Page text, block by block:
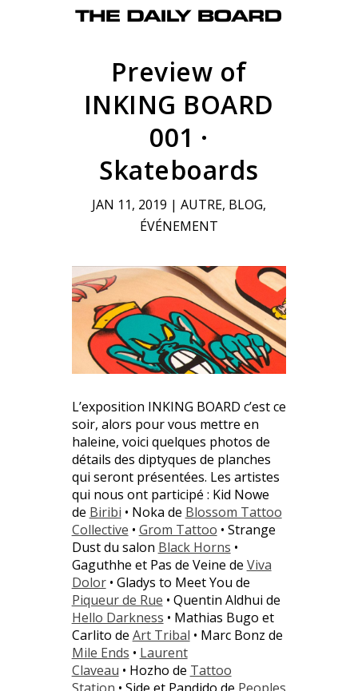
Preview of
INKING BOARD
001 ·
Skateboards
JAN 11, 2019 | AUTRE, BLOG,
ÉVÉNEMENT
L’exposition INKING BOARD c’est ce
soir, alors pour vous mettre en
haleine, voici quelques photos de
détails des diptyques de planches
qui seront présentées. Les artistes
qui nous ont participé : Kid Nowe
de Biribi • Noka de Blossom Tattoo
Collective • Grom Tattoo • Strange
Dust du salon Black Horns •
Gaguthhe et Pas de Veine de Viva
Dolor• Gladys to Meet You de
Piqueur de Rue • Quentin Aldhui de
Hello Darkness • Mathias Bugo et
Carlito de Art Tribal • Marc Bonz de
Mile Ends • Laurent
Claveau • Hozho de Tattoo